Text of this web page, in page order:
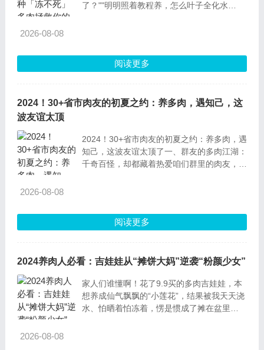
了？""明明照着教程养，怎么叶子全化水
为啥你的多肉一
2026-08-08
阅读更多
2024！30+省市肉友的初夏之约：养多肉，遇知己，这
波友谊太顶
2024！30+省市肉友的初夏之约：养多肉，遇
知己，这波友谊太顶了一、群友的多肉江湖：
千奇百怪，却都藏着热爱咱们群里的肉友，简
东清远的杜大哥更厉害，每盆多肉都
2026-08-08
阅读更多
2024养肉人必看：吉娃娃从“摊饼大妈”逆袭“粉颜少女”
家人们谁懂啊！花了9.9买的多肉吉娃娃，本
想养成仙气飘飘的“小莲花”，结果被我天天浇
水、怕晒着怕冻着，愣是惯成了摊在盆里
2026-08-08